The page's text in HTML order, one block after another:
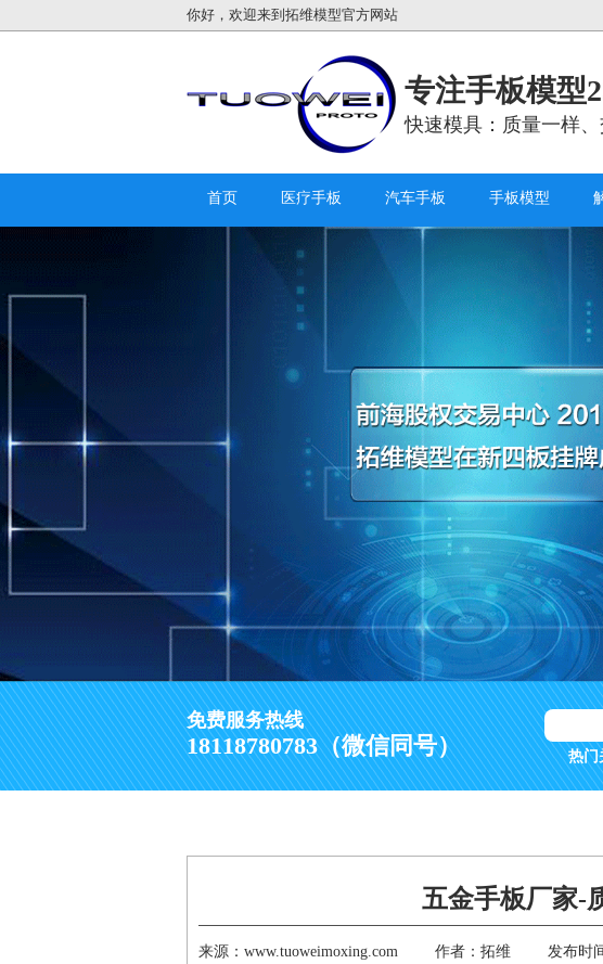
你好，欢迎来到拓维模型官方网站
专注手板模型
快速模具：质量一样
首页 医疗手板 汽车手板 手板模型
免费服务热线
18118780783（微信同号） 热门
五金手板厂家-
来源：www.tuoweimoxing.com 作者：拓维 发布时